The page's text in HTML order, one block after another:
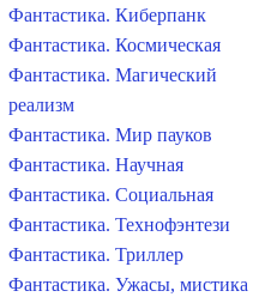
Фантастика. Киберпанк
Фантастика. Космическая
Фантастика. Магический
реализм
Фантастика. Мир пауков
Фантастика. Научная
Фантастика. Социальная
Фантастика. Технофэнтези
Фантастика. Триллер
Фантастика. Ужасы, мистика